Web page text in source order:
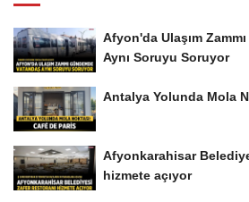
Afyon'da Ulaşım
Aynı Soruyu Soruyor
Antalya Yolunda Mola
Afyonkarahisar
hizmete açıyor